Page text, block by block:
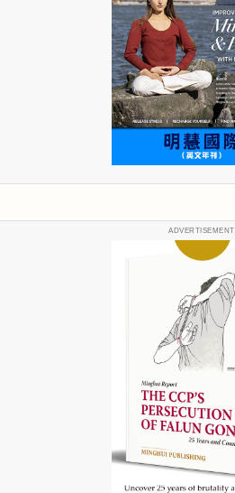
ADVERTISEMENT